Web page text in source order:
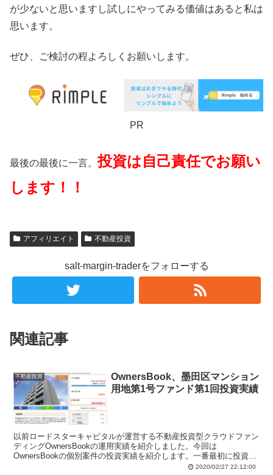
が少ないと思いますし試しにやってみる価値はあると私は
思います。
ぜひ、ご検討の程よろしくお願いします。
PR
最後の最後に一言。投資は自己責任でお願い
します！！
アフィリエイト 不動産投資
salt-margin-traderをフォローする
関連記事
不動産投資
OwnersBook、墨田区マンション
用地第1号ファンド第1回投資実績
以前ロードスターキャピタルが運営する不動産投資型クラウドファン
ディングOwnersBookの運用実績を紹介しました。今回は
OwnersBookの個別案件の投資実績を紹介します。一番最初に投資し
た案件は墨田区マンション用地第1号ファンド第1回です。2020/02/27 22:12:00